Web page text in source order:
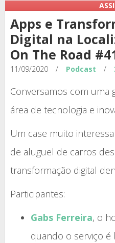
Apps e
Digital na
On The Road
11/09/2020 / Podcast /
Conversamos com uma
área de tecnologia e
Um case muito
de aluguel de carros
transformação digital
Participantes:
Gabs Ferreira, o
quando o serviço é